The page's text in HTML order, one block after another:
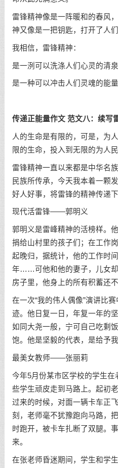
雷锋精神像是一阵暖和的春风
神又像是一把钥匙，打开了人
我相信，雷锋精神：
是一洌可以洗涤人们心灵的清泉
是一种可以冲击人们灵魂的能量
传递正能量作文 范文八：续写
人的生命是有限的，可是，为
限的生命，投入到无限的为
雷锋精神一直以来都是中华名
民族所传承，今天我本着一颗
好人好事，将雷锋的精神传递下
现代活雷锋——郭明义
郭明义是雷峰精神的活榜样。
捐给山村里的孩子们；在工作
起晚归，据统计，他的工作时
年……可他和他的妻子，儿女
房子里，他身上的所有积蓄还不
在一次“我的伟人偶像”演讲比
迹。他日复一日，年复一年的
如同大尧一般，宁可自己吃剩
饱。他是坚毅的代表，是给予我
最美女教师——张丽莉
今年5月份某市区学校的学生
些学生顽皮走到马路上。起初
过来的时候，对面一辆卡车正
刻，老师毫不犹豫跑向马路，
时跑开，被卡车扎断了双腿。
来。
在张老师昏迷期间，学生和学